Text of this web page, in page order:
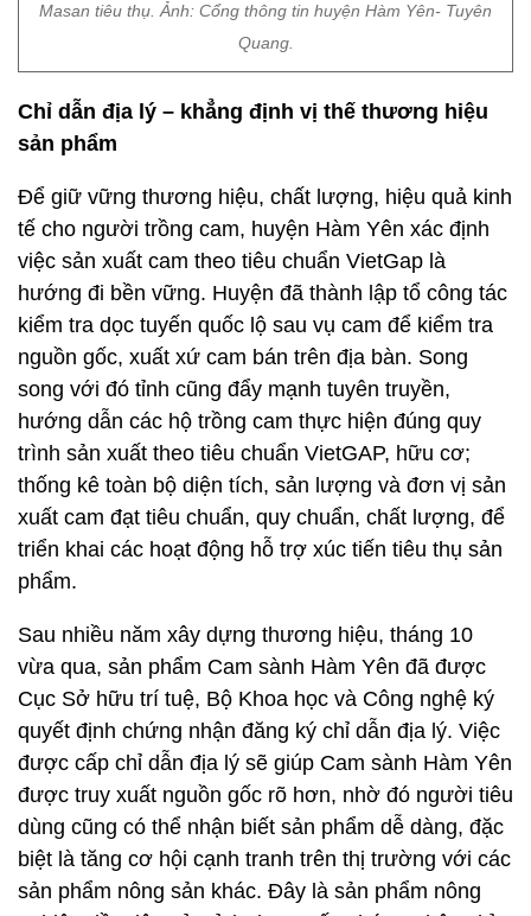
Masan tiêu thụ. Ảnh: Cổng thông tin huyện Hàm Yên- Tuyên
Quang.
Chỉ dẫn địa lý – khẳng định vị thế thương hiệu
sản phẩm
Để giữ vững thương hiệu, chất lượng, hiệu quả kinh
tế cho người trồng cam, huyện Hàm Yên xác định
việc sản xuất cam theo tiêu chuẩn VietGap là
hướng đi bền vững. Huyện đã thành lập tổ công tác
kiểm tra dọc tuyến quốc lộ sau vụ cam để kiểm tra
nguồn gốc, xuất xứ cam bán trên địa bàn. Song
song với đó tỉnh cũng đẩy mạnh tuyên truyền,
hướng dẫn các hộ trồng cam thực hiện đúng quy
trình sản xuất theo tiêu chuẩn VietGAP, hữu cơ;
thống kê toàn bộ diện tích, sản lượng và đơn vị sản
xuất cam đạt tiêu chuẩn, quy chuẩn, chất lượng, để
triển khai các hoạt động hỗ trợ xúc tiến tiêu thụ sản
phẩm.
Sau nhiều năm xây dựng thương hiệu, tháng 10
vừa qua, sản phẩm Cam sành Hàm Yên đã được
Cục Sở hữu trí tuệ, Bộ Khoa học và Công nghệ ký
quyết định chứng nhận đăng ký chỉ dẫn địa lý. Việc
được cấp chỉ dẫn địa lý sẽ giúp Cam sành Hàm Yên
được truy xuất nguồn gốc rõ hơn, nhờ đó người tiêu
dùng cũng có thể nhận biết sản phẩm dễ dàng, đặc
biệt là tăng cơ hội cạnh tranh trên thị trường với các
sản phẩm nông sản khác. Đây là sản phẩm nông